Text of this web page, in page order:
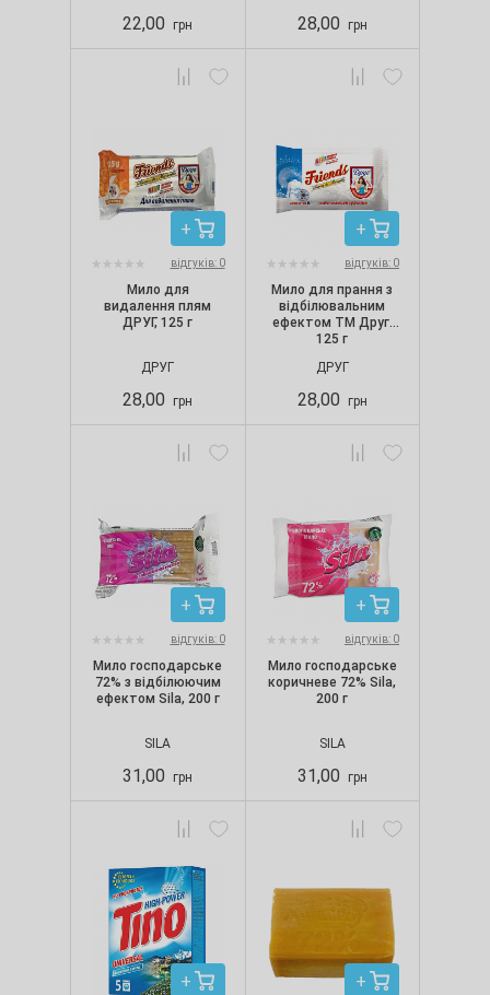
22,00 грн 28,00 грн
відгуків: 0
Мило для
видалення плям
ДРУГ, 125 г
ДРУГ
28,00 грн
відгуків: 0
Мило для прання з
відбілювальним
ефектом ТМ Друг,
125 г
ДРУГ
28,00 грн
відгуків: 0
Мило господарське
72% з відбілюючим
ефектом Sila, 200 г
SILA
31,00 грн
відгуків: 0
Мило господарське
коричневе 72% Sila,
200 г
SILA
31,00 грн